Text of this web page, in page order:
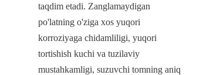
taqdim etadi. Zanglamaydigan
po'latning o'ziga xos yuqori
korroziyaga chidamliligi, yuqori
tortishish kuchi va tuzilaviy
mustahkamligi, suzuvchi tomning aniq